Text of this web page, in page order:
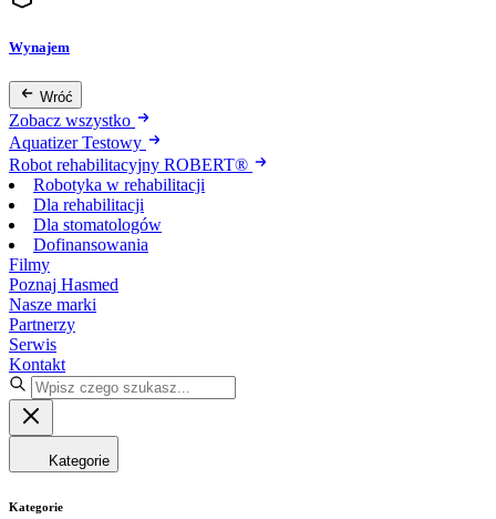
Wynajem
Wróć
Zobacz wszystko
Aquatizer Testowy
Robot rehabilitacyjny ROBERT®
Robotyka w rehabilitacji
Dla rehabilitacji
Dla stomatologów
Dofinansowania
Filmy
Poznaj Hasmed
Nasze marki
Partnerzy
Serwis
Kontakt
Kategorie
Kategorie